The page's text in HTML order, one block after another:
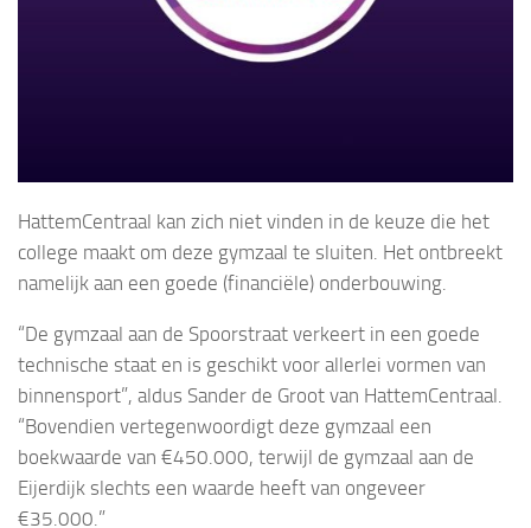
HattemCentraal kan zich niet vinden in de keuze die het
college maakt om deze gymzaal te sluiten. Het ontbreekt
namelijk aan een goede (financiële) onderbouwing.
“De gymzaal aan de Spoorstraat verkeert in een goede
technische staat en is geschikt voor allerlei vormen van
binnensport”, aldus Sander de Groot van HattemCentraal.
“Bovendien vertegenwoordigt deze gymzaal een
boekwaarde van €450.000, terwijl de gymzaal aan de
Eijerdijk slechts een waarde heeft van ongeveer
€35.000.”